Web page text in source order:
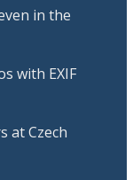
in the
with EXIF
at Czech